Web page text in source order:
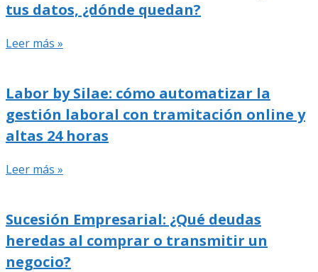
tus datos, ¿dónde quedan?
Leer más »
Labor by Silae: cómo automatizar la
gestión laboral con tramitación online y
altas 24 horas
Leer más »
Sucesión Empresarial: ¿Qué deudas
heredas al comprar o transmitir un
negocio?